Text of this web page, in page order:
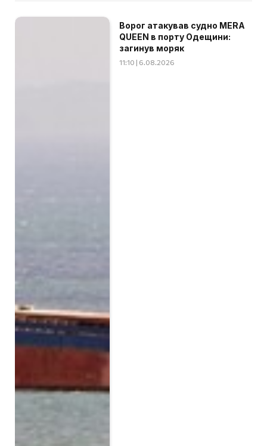
Ворог атакував судно MERA
QUEEN в порту Одещини:
загинув моряк
11:10 | 6.08.2026